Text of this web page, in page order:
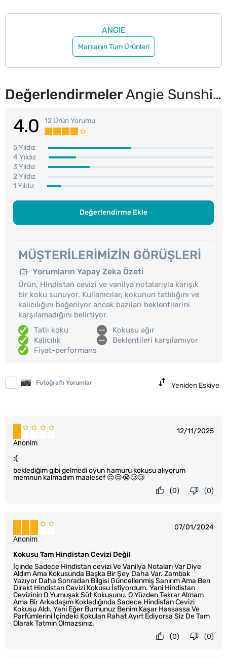
ANGIE
Markanın Tüm Ürünleri
DeğerlendirmelerAngie Sunshine Vücut Spreyi Coconut 250 ml
4.0 12 Ürün Yorumu
5 Yıldız
4 Yıldız
3 Yıldız
2 Yıldız
1 Yıldız
Değerlendirme Ekle
MÜŞTERILERIMIZIN GÖRÜŞLERI
Yorumların Yapay Zeka Özeti
Ürün, Hindistan cevizi ve vanilya notalarıyla karışık
bir koku sunuyor. Kullanıcılar, kokunun tatlılığını ve
kalıcılığını beğeniyor ancak bazıları beklentilerini
karşılamadığını belirtiyor.
Tatlı koku
Kalıcılık
Fiyat-performans
Kokusu ağır
Beklentileri karşılamıyor
Fotoğraflı Yorumlar Yeniden Eskiye
12/11/2025
:(
beklediğim gibi gelmedi oyun hamuru kokusu alıyorum
memnun kalmadım maalesef 😔😔😭🥲🥲
Anonim
(0)
(0)
07/01/2024
Kokusu Tam Hindistan Cevizi Değil
İçinde Sadece Hindistan cevizi Ve Vanilya Notaları Var Diye
Aldım Ama Kokusunda Başka Bir Şey Daha Var. Zambak
Yazıyor Daha Sonradan Bilgisi Güncellenmiş Sanırım Ama Ben
Direkt Hindistan Cevizi Kokusu İstiyordum. Yani Hindistan
Cevizinin O Yumuşak Süt Kokusunu. O Yüzden Tekrar Almam
Ama Bir Arkadaşım Kokladığında Sadece Hindistan Cevizi
Kokusu Aldı. Yani Eğer Burnunuz Benim Kaşar Hassassa Ve
Parfümlerini İçindeki Kokuları Rahat Ayırt Ediyorsa Siz De Tam
Olarak Tatmin Olmazsınız.
Anonim
(0)
(0)